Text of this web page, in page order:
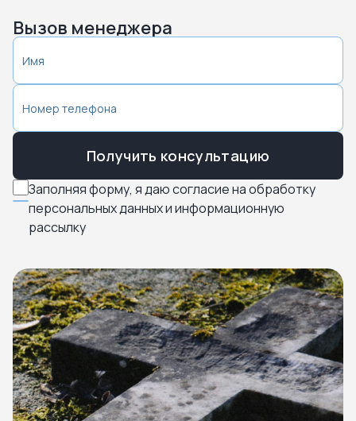
Вызов менеджера
Заполняя форму, я даю согласие на обработку
персональных данных и информационную
рассылку
Получить консультацию